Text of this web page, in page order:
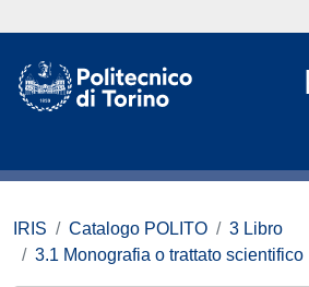
IRIS Catalogo POLITO
3 Libro
3.1 Monografia o trattato scientifico